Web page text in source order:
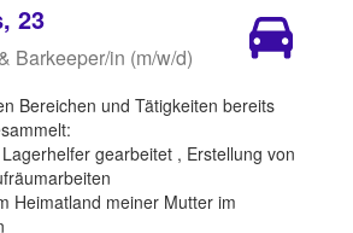
23
Barkeeper/in (m/w/d)
Bereichen und Tätigkeiten bereits
gearbeitet , Erstellung von
Heimatland meiner Mutter im